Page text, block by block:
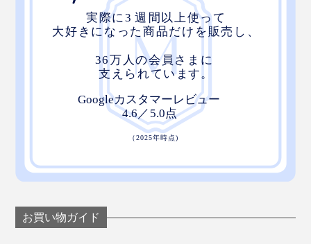
グラスや食器を拭きやすいよう、薄手に仕立てられた
ッチンふきんも吸水性バツグン。毛羽がつきにくく、ふ
かふかのクッション性で、繊細なワイングラスの水分を
やさしく拭き取り、指紋汚れもピカピカに。
お買い物ガイド